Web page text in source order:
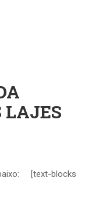
LAJES
[text-blocks